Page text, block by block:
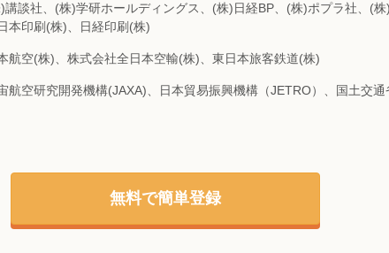
講談社、(株)学研ホールディングス、(株)日経BP、(株)ポプラ社、(株)
本印刷(株)、日経印刷(株)
航空(株)、株式会社全日本空輸(株)、東日本旅客鉄道(株)
航空研究開発機構(JAXA)、日本貿易振興機構（JETRO）、国土交通
無料で簡単登録